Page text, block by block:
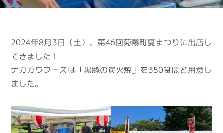
2024年8月3日（土）、第46回菊陽町夏まつりに出店し
てきました！
ナカガワフーズは「黒豚の炭火焼」を350食ほど用意し
ました。